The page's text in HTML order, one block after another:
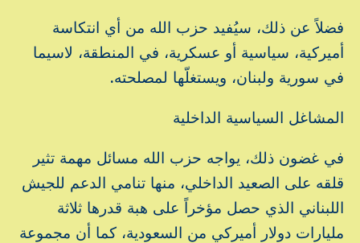
فضلاً عن ذلك، سيُفيد حزب الله من أي انتكاسة
أميركية، سياسية أو عسكرية، في المنطقة، لاسيما
في سورية ولبنان، ويستغلّها لمصلحته.
المشاغل السياسية الداخلية
في غضون ذلك، يواجه حزب الله مسائل مهمة تثير
قلقه على الصعيد الداخلي، منها تنامي الدعم للجيش
اللبناني الذي حصل مؤخراً على هبة قدرها ثلاثة
مليارات دولار أميركي من السعودية، كما أن مجموعة